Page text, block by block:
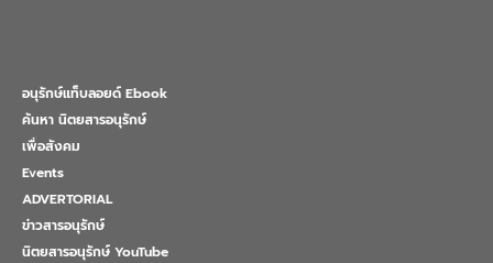
อนุรักษ์แท็บลอยด์ Ebook
ค้นหา นิตยสารอนุรักษ์
เพื่อสังคม
Events
ADVERTORIAL
ข่าวสารอนุรักษ์
นิตยสารอนุรักษ์ YouTube